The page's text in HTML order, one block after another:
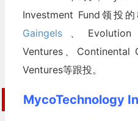
Investment Fund领投
Gaingels、Evolution
Ventures、Continental
Ventures等跟投。
MycoTechnology